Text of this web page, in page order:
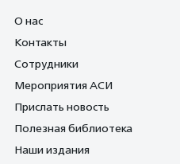
О нас
Контакты
Сотрудники
Мероприятия АСИ
Прислать новость
Полезная библиотека
Наши издания